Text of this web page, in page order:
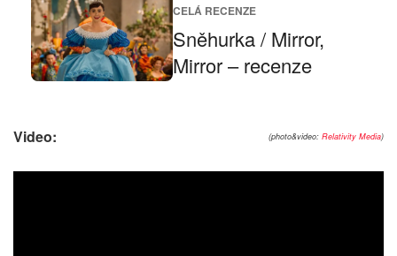
CELÁ RECENZE
Sněhurka / Mirror,
Mirror – recenze
(photo&video: Relativity Media)
Video: